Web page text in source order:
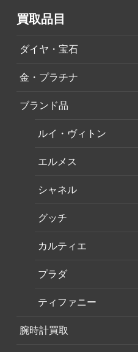
買取品目
ダイヤ・宝石
金・プラチナ
ブランド品
ルイ・ヴィトン
エルメス
シャネル
グッチ
カルティエ
プラダ
ティファニー
腕時計買取